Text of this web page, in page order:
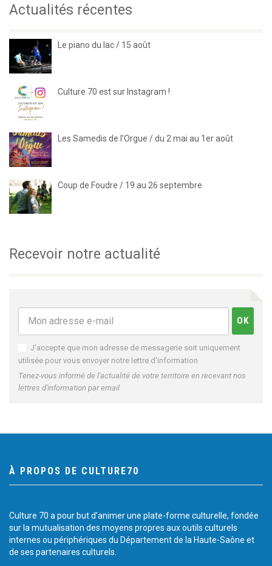
Actualités récentes
Le piano du lac / 15 août
Culture 70 est sur Instagram !
Les Samedis de l’Orgue / du 2 mai au 1er août
Coup de Foudre / 19 au 26 septembre
Recevoir notre actualité
J'accepte que mon adresse de messagerie soit uniquement
utilisée pour vous envoyer notre lettre d'information
Tenez-vous informé de l'actualité de votre territoire en recevant nos
lettres d'information par email
À PROPOS DE CULTURE70
Culture 70 a pour but d’animer une plate-forme culturelle, fondée
sur la mutualisation des moyens propres aux outils culturels
internes ou périphériques du Département de la Haute-Saône et
de ses partenaires culturels.